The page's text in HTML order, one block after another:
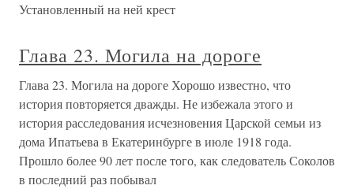
Установленный на ней крест
Глава 23. Могила на дороге
Глава 23. Могила на дороге Хорошо известно, что
история повторяется дважды. Не избежала этого и
история расследования исчезновения Царской семьи из
дома Ипатьева в Екатеринбурге в июле 1918 года.
Прошло более 90 лет после того, как следователь Соколов
в последний раз побывал